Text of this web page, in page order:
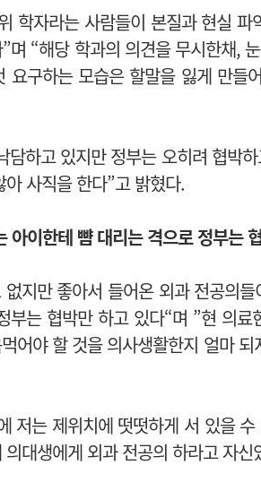
학자라는 사람들이 본질과 현실
며 “해당 학과의 의견을 무시한채,
요구하는 모습은 할말을 잃게 만들
담하고 있지만 정부는 오히려 협박
사직을 한다”고 밝혔다.
아이한테 뺨 대리는 격으로 정부는
없지만 좋아서 들어온 외과 전공의
부는 협박만 하고 있다“며 ”현 의
어야 할 것을 의사생활한지 얼마
저는 제위치에 떳떳하게 서 있을
대생에게 외과 전공의 하라고 자